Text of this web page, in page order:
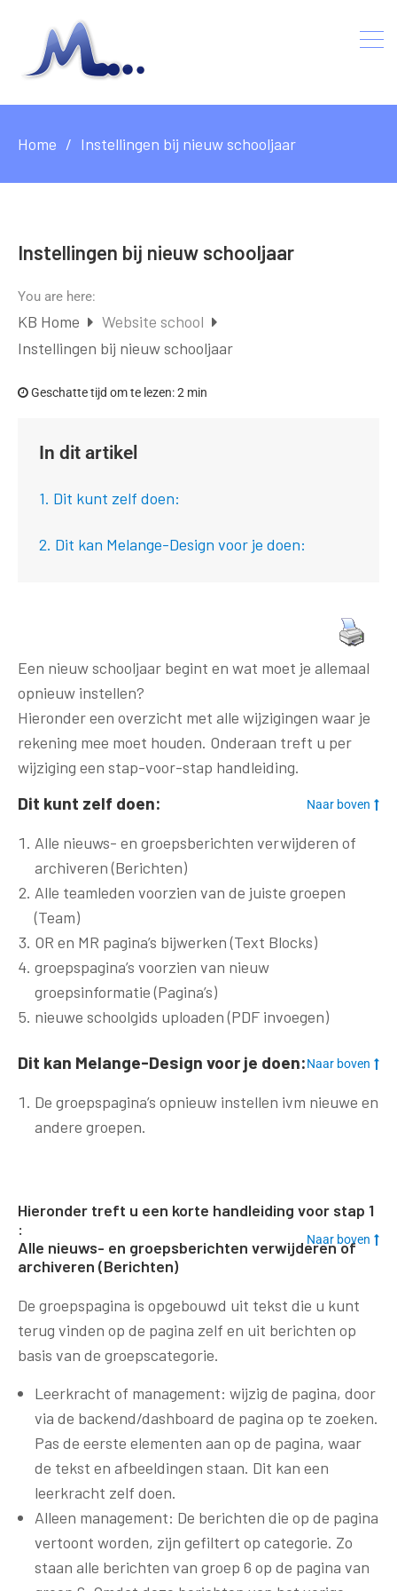
Home Instellingen bij nieuw schooljaar
Instellingen bij nieuw schooljaar
You are here:
KB Home
Website school
Instellingen bij nieuw schooljaar
Geschatte tijd om te lezen:2 min
In dit artikel
1. Dit kunt zelf doen:
2. Dit kan Melange-Design voor je doen:
Een nieuw schooljaar begint en wat moet je allemaal
opnieuw instellen?
Hieronder een overzicht met alle wijzigingen waar je
rekening mee moet houden. Onderaan treft u per
wijziging een stap-voor-stap handleiding.
Dit kunt zelf doen: Naar boven
Alle nieuws- en groepsberichten verwijderen of
archiveren (Berichten)
Alle teamleden voorzien van de juiste groepen
(Team)
OR en MR pagina’s bijwerken (Text Blocks)
groepspagina’s voorzien van nieuw
groepsinformatie (Pagina’s)
nieuwe schoolgids uploaden (PDF invoegen)
Dit kan Melange-Design voor je doen:Naar boven
De groepspagina’s opnieuw instellen ivm nieuwe en
andere groepen.
Hieronder treft u een korte handleiding voor stap 1
:
Alle nieuws- en groepsberichten verwijderen of
archiveren (Berichten)
Naar boven
De groepspagina is opgebouwd uit tekst die u kunt
terug vinden op de pagina zelf en uit berichten op
basis van de groepscategorie.
Leerkracht of management: wijzig de pagina, door
via de backend/dashboard de pagina op te zoeken.
Pas de eerste elementen aan op de pagina, waar
de tekst en afbeeldingen staan. Dit kan een
leerkracht zelf doen.
Alleen management: De berichten die op de pagina
vertoont worden, zijn gefiltert op categorie. Zo
staan alle berichten van groep 6 op de pagina van